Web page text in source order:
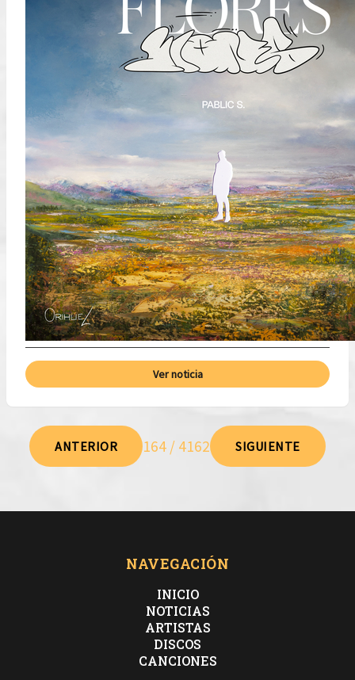
Ver noticia
ANTERIOR 164 / 4162 SIGUIENTE
NAVEGACIÓN
INICIO
NOTICIAS
ARTISTAS
DISCOS
CANCIONES